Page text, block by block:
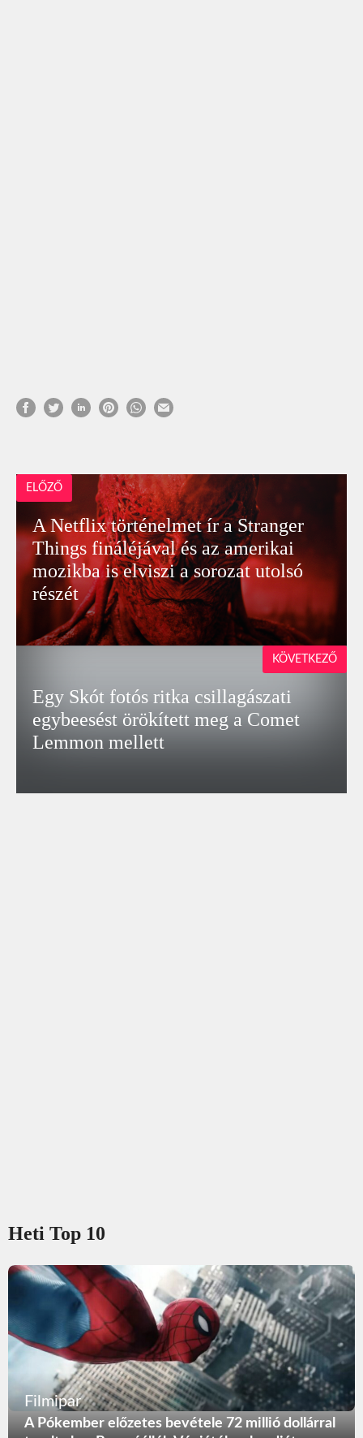
ELŐZŐ
A Netflix történelmet ír a Stranger
Things fináléjával és az amerikai
mozikba is elviszi a sorozat utolsó
részét
Egy Skót fotós ritka csillagászati
egybeesést örökített meg a Comet
Lemmon mellett
KÖVETKEZŐ
Heti Top 10
Filmipar
A Pókember előzetes bevétele 72 millió dollárral